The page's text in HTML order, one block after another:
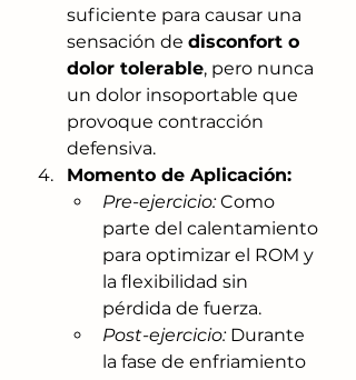
suficiente para causar una
sensación de disconfort o
dolor tolerable, pero nunca
un dolor insoportable que
provoque contracción
defensiva.
Momento de Aplicación:
Pre-ejercicio: Como
parte del calentamiento
para optimizar el ROM y
la flexibilidad sin
pérdida de fuerza.
Post-ejercicio: Durante
la fase de enfriamiento